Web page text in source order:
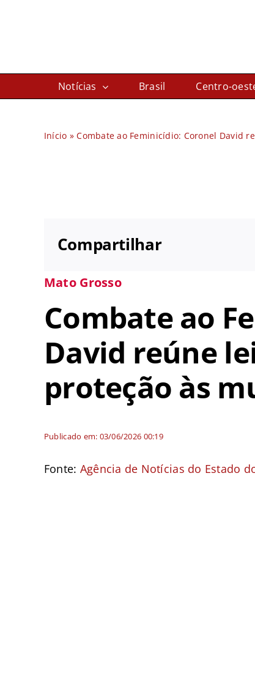
Notícias Brasil Centro-
Início »Combate ao Feminicídio: Coronel David
Compartilhar
Mato Grosso
Combate ao
David reúne
proteção às
Publicado em: 03/06/2026 00:19
Fonte: Agência de Notícias do Estado